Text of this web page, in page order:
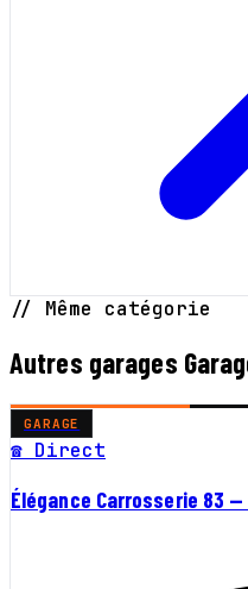
// Même catégorie
Autres garages
GARAGE
☎ Direct
Élégance Carrosserie 83 —